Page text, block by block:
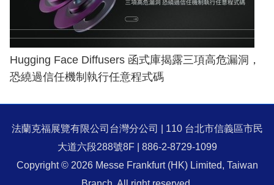
Hugging Face Diffusers 函式庫揭露三項高危漏洞，
恐繞過信任機制執行任意程式碼
法蘭克福展覽有限公司台灣分公司 | 110 台北市信義區市民
大道六段288號8F | 886-2-8729-1099
Copyright © 2026 Messe Frankfurt (HK) Limited, Taiwan